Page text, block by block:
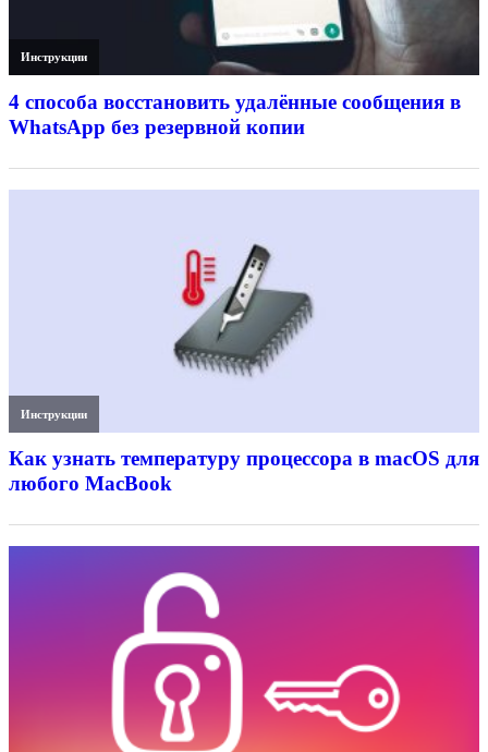
Инструкции
4 способа восстановить удалённые сообщения в
WhatsApp без резервной копии
Инструкции
Как узнать температуру процессора в macOS для
любого MacBook